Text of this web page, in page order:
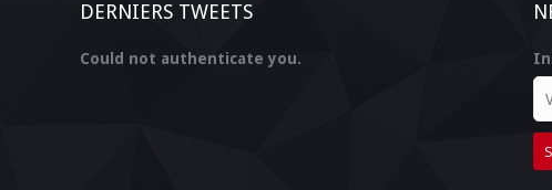
DERNIERS TWEETS
Could not authenticate you.